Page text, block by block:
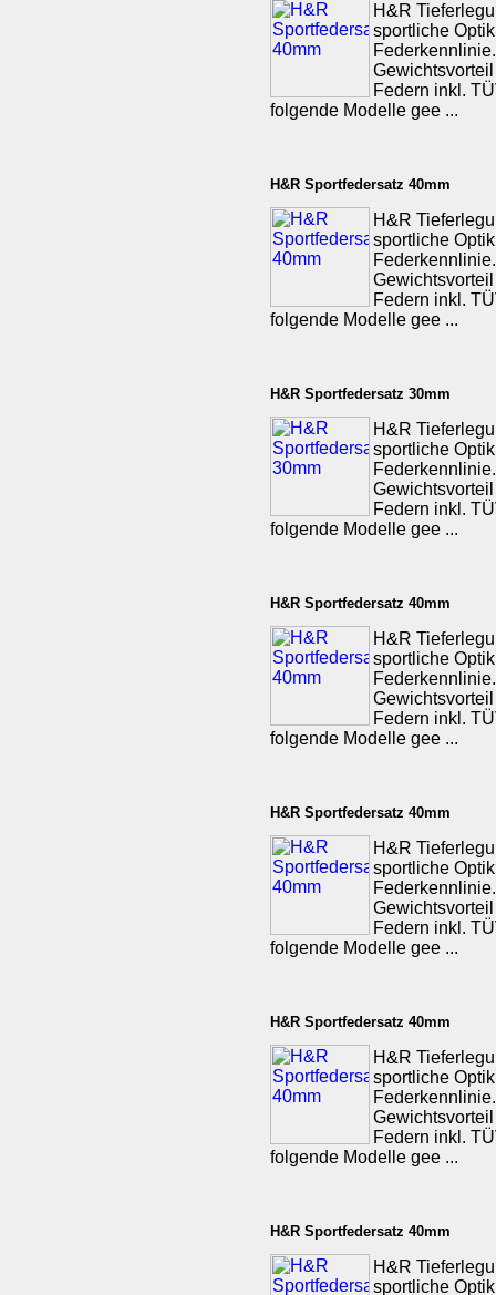
H&R
sportliche
Federn inkl.
folgende Modelle gee ...
H&R Sportfedersatz 40mm
H&R
sportliche
Federn inkl.
folgende Modelle gee ...
H&R Sportfedersatz 30mm
H&R
sportliche
Federn inkl.
folgende Modelle gee ...
H&R Sportfedersatz 40mm
H&R
sportliche
Federn inkl.
folgende Modelle gee ...
H&R Sportfedersatz 40mm
H&R
sportliche
Federn inkl.
folgende Modelle gee ...
H&R Sportfedersatz 40mm
H&R
sportliche
Federn inkl.
folgende Modelle gee ...
H&R Sportfedersatz 40mm
H&R
sportliche